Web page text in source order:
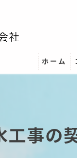
ホーム
工事の